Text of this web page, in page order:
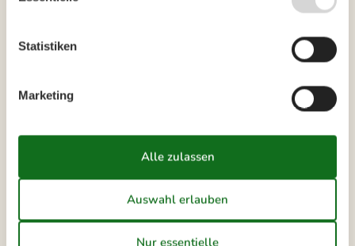
Die neusten Artikel über Gjerrild
Vermietung von Ferienhäuser Gjerrild
Statistiken
Marketing